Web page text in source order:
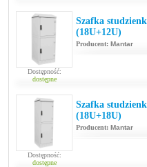
Dostępność:
dostępne
Szafka
(18U+12U)
Producent: Mantar
Dostępność:
dostępne
Szafka
(18U+18U)
Producent: Mantar